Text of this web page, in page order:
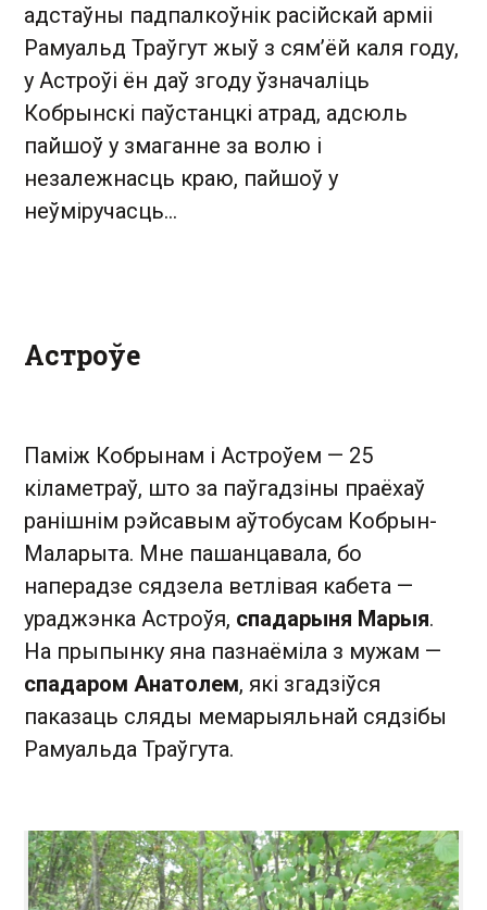
адстаўны падпалкоўнік расійскай арміі
Рамуальд Траўгут жыў з сям’ёй каля году,
у Астроўі ён даў згоду ўзначаліць
Кобрынскі паўстанцкі атрад, адсюль
пайшоў у змаганне за волю і
незалежнасць краю, пайшоў у
неўміручасць…
Астроўе
Паміж Кобрынам і Астроўем — 25
кіламетраў, што за паўгадзіны праёхаў
ранішнім рэйсавым аўтобусам Кобрын-
Маларыта. Мне пашанцавала, бо
наперадзе сядзела ветлівая кабета —
ураджэнка Астроўя, спадарыня Марыя.
На прыпынку яна пазнаёміла з мужам —
спадаром Анатолем, які згадзіўся
паказаць сляды мемарыяльнай сядзібы
Рамуальда Траўгута.